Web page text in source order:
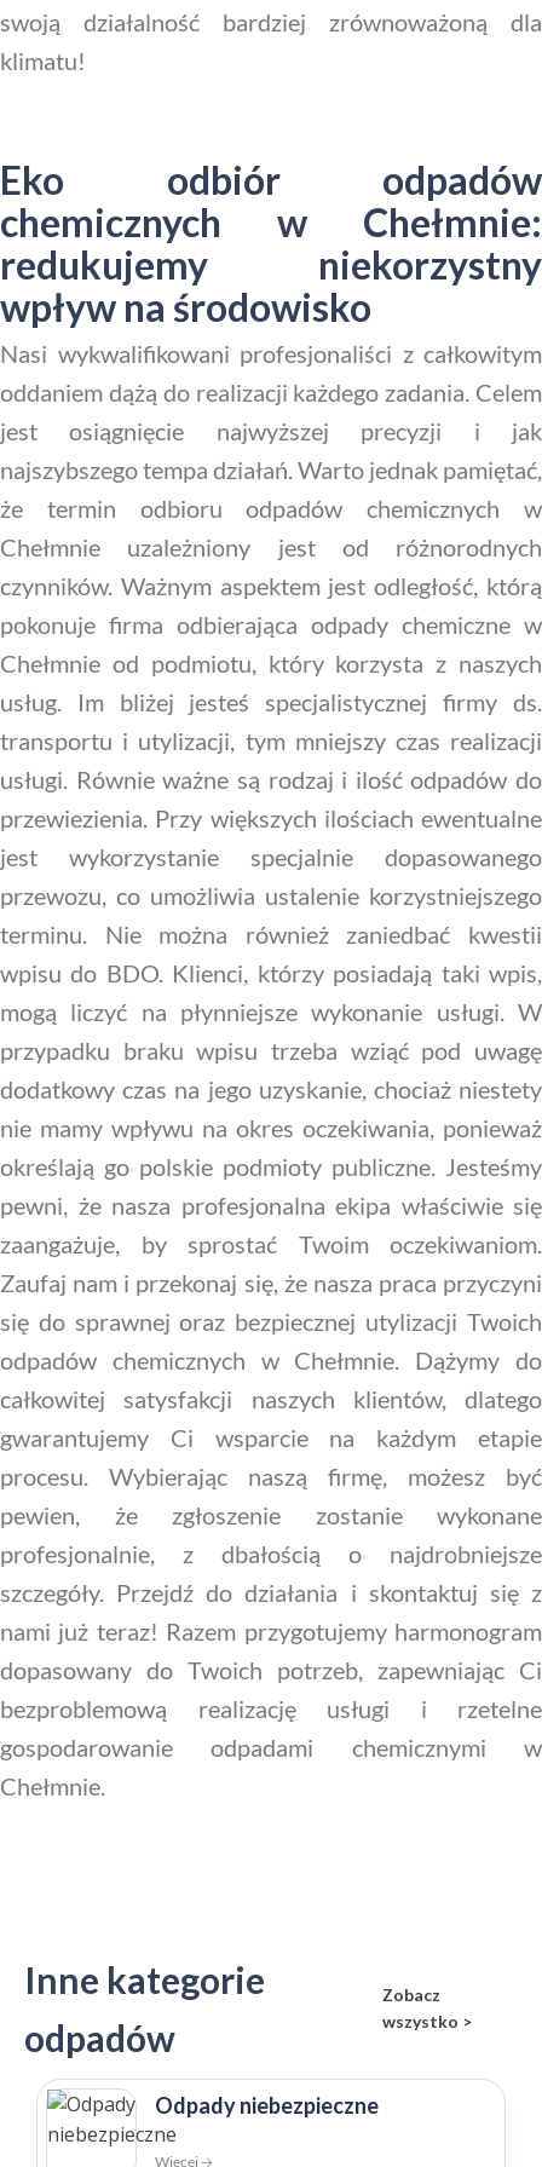
swoją działalność bardziej zrównoważoną dla
klimatu!
Eko odbiór odpadów
chemicznych w Chełmnie:
redukujemy niekorzystny
wpływ na środowisko
Nasi wykwalifikowani profesjonaliści z całkowitym
oddaniem dążą do realizacji każdego zadania. Celem
jest osiągnięcie najwyższej precyzji i jak
najszybszego tempa działań. Warto jednak pamiętać,
że termin odbioru odpadów chemicznych w
Chełmnie uzależniony jest od różnorodnych
czynników. Ważnym aspektem jest odległość, którą
pokonuje firma odbierająca odpady chemiczne w
Chełmnie od podmiotu, który korzysta z naszych
usług. Im bliżej jesteś specjalistycznej firmy ds.
transportu i utylizacji, tym mniejszy czas realizacji
usługi. Równie ważne są rodzaj i ilość odpadów do
przewiezienia. Przy większych ilościach ewentualne
jest wykorzystanie specjalnie dopasowanego
przewozu, co umożliwia ustalenie korzystniejszego
terminu. Nie można również zaniedbać kwestii
wpisu do BDO. Klienci, którzy posiadają taki wpis,
mogą liczyć na płynniejsze wykonanie usługi. W
przypadku braku wpisu trzeba wziąć pod uwagę
dodatkowy czas na jego uzyskanie, chociaż niestety
nie mamy wpływu na okres oczekiwania, ponieważ
określają go polskie podmioty publiczne. Jesteśmy
pewni, że nasza profesjonalna ekipa właściwie się
zaangażuje, by sprostać Twoim oczekiwaniom.
Zaufaj nam i przekonaj się, że nasza praca przyczyni
się do sprawnej oraz bezpiecznej utylizacji Twoich
odpadów chemicznych w Chełmnie. Dążymy do
całkowitej satysfakcji naszych klientów, dlatego
gwarantujemy Ci wsparcie na każdym etapie
procesu. Wybierając naszą firmę, możesz być
pewien, że zgłoszenie zostanie wykonane
profesjonalnie, z dbałością o najdrobniejsze
szczegóły. Przejdź do działania i skontaktuj się z
nami już teraz! Razem przygotujemy harmonogram
dopasowany do Twoich potrzeb, zapewniając Ci
bezproblemową realizację usługi i rzetelne
gospodarowanie odpadami chemicznymi w
Chełmnie.
Inne kategorie
odpadów
Zobacz
wszystko >
Odpady niebezpieczne
Więcej 🡢